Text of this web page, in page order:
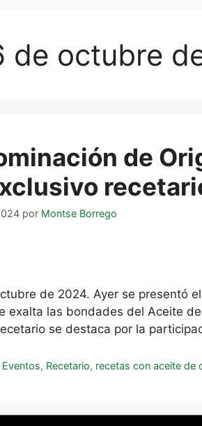
de octubre
de
por Montse Borrego
de 2024. Ayer se presentó
exalta las bondades del Aceite
se destaca por la
Eventos, Recetario, recetas con aceite de